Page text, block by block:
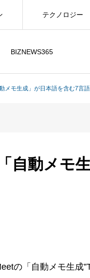
BIZNEWS365
テクノロジー
メモ生成」が日本語を含む7言
自動メモ
の「自動メモ生成